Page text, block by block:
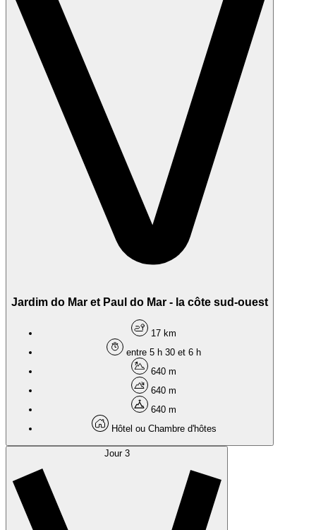
Jardim do Mar et Paul do Mar - la côte sud-ouest
17 km
entre 5 h 30 et 6 h
640 m
640 m
640 m
Hôtel ou Chambre d'hôtes
Jour 3